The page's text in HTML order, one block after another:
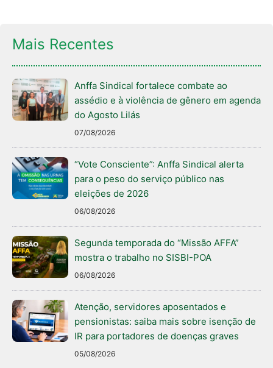
Mais Recentes
Anffa Sindical fortalece combate ao
assédio e à violência de gênero em agenda
do Agosto Lilás
07/08/2026
“Vote Consciente”: Anffa Sindical alerta
para o peso do serviço público nas
eleições de 2026
06/08/2026
Segunda temporada do “Missão AFFA”
mostra o trabalho no SISBI-POA
06/08/2026
Atenção, servidores aposentados e
pensionistas: saiba mais sobre isenção de
IR para portadores de doenças graves
05/08/2026